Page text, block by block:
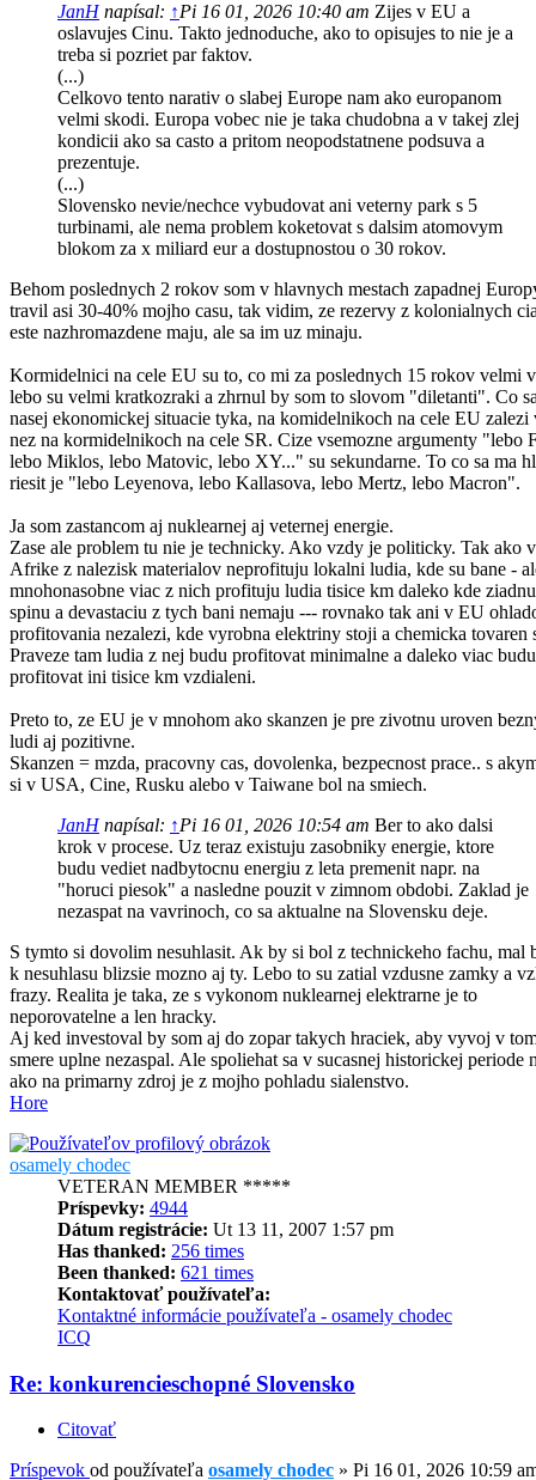
JanHnapísal: ↑Pi 16 01, 2026 10:40 am Zijes v EU a
oslavujes Cinu. Takto jednoduche, ako to opisujes to nie je a
treba si pozriet par faktov.
(...)
Celkovo tento narativ o slabej Europe nam ako europanom
velmi skodi. Europa vobec nie je taka chudobna a v takej zlej
kondicii ako sa casto a pritom neopodstatnene podsuva a
prezentuje.
(...)
Slovensko nevie/nechce vybudovat ani veterny park s 5
turbinami, ale nema problem koketovat s dalsim atomovym
blokom za x miliard eur a dostupnostou o 30 rokov.
Behom poslednych 2 rokov som v hlavnych mestach zapadnej
travil asi 30-40% mojho casu, tak vidim, ze rezervy z kolonialnych
este nazhromazdene maju, ale sa im uz minaju.
Kormidelnici na cele EU su to, co mi za poslednych 15 rokov velmi
lebo su velmi kratkozraki a zhrnul by som to slovom "diletanti". Co
nasej ekonomickej situacie tyka, na komidelnikoch na cele EU zalezi
nez na kormidelnikoch na cele SR. Cize vsemozne argumenty "lebo
lebo Miklos, lebo Matovic, lebo XY..." su sekundarne. To co sa ma
riesit je "lebo Leyenova, lebo Kallasova, lebo Mertz, lebo Macron".
Ja som zastancom aj nuklearnej aj veternej energie.
Zase ale problem tu nie je technicky. Ako vzdy je politicky. Tak ako v
Afrike z nalezisk materialov neprofituju lokalni ludia, kde su bane -
mnohonasobne viac z nich profituju ludia tisice km daleko kde ziadnu
spinu a devastaciu z tych bani nemaju --- rovnako tak ani v EU
profitovania nezalezi, kde vyrobna elektriny stoji a chemicka tovaren
Praveze tam ludia z nej budu profitovat minimalne a daleko viac budu
profitovat ini tisice km vzdialeni.
Preto to, ze EU je v mnohom ako skanzen je pre zivotnu uroven
ludi aj pozitivne.
Skanzen = mzda, pracovny cas, dovolenka, bezpecnost prace.. s
si v USA, Cine, Rusku alebo v Taiwane bol na smiech.
JanHnapísal: ↑Pi 16 01, 2026 10:54 am Ber to ako dalsi
krok v procese. Uz teraz existuju zasobniky energie, ktore
budu vediet nadbytocnu energiu z leta premenit napr. na
"horuci piesok" a nasledne pouzit v zimnom obdobi. Zaklad je
nezaspat na vavrinoch, co sa aktualne na Slovensku deje.
S tymto si dovolim nesuhlasit. Ak by si bol z technickeho fachu, mal
k nesuhlasu blizsie mozno aj ty. Lebo to su zatial vzdusne zamky a
frazy. Realita je taka, ze s vykonom nuklearnej elektrarne je to
neporovatelne a len hracky.
Aj ked investoval by som aj do zopar takych hraciek, aby vyvoj v
smere uplne nezaspal. Ale spoliehat sa v sucasnej historickej periode
ako na primarny zdroj je z mojho pohladu sialenstvo.
Hore
osamely chodec
VETERAN MEMBER *****
Príspevky: 4944
Dátum registrácie: Ut 13 11, 2007 1:57 pm
Has thanked: 256 times
Been thanked: 621 times
Kontaktovať používateľa:
Kontaktné informácie používateľa - osamely chodec
ICQ
Re: konkurencieschopné Slovensko
Citovať
Príspevok od používateľa osamely chodec » Pi 16 01, 2026 10:59